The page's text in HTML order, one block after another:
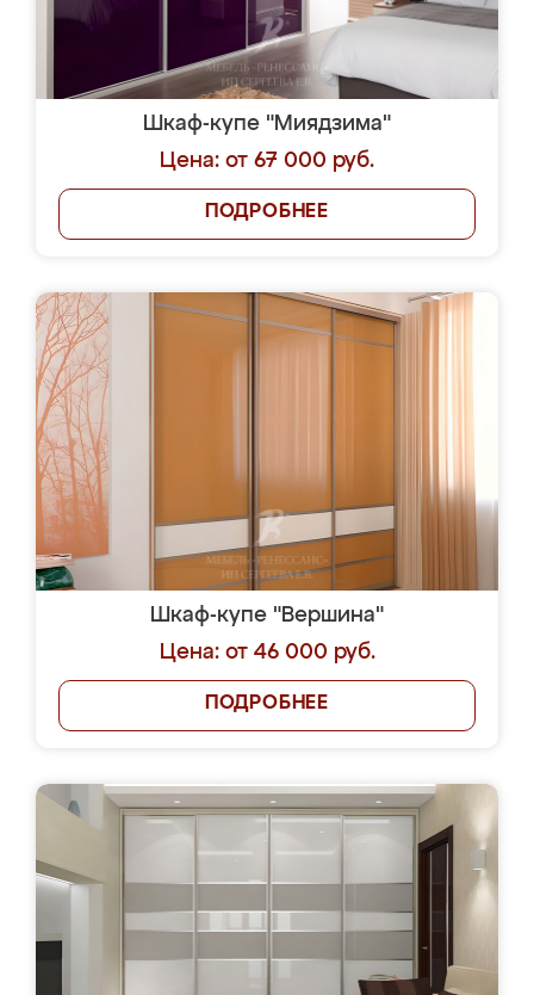
Шкаф-купе "Миядзима"
Цена: от 67 000 руб.
ПОДРОБНЕЕ
Шкаф-купе "Вершина"
Цена: от 46 000 руб.
ПОДРОБНЕЕ